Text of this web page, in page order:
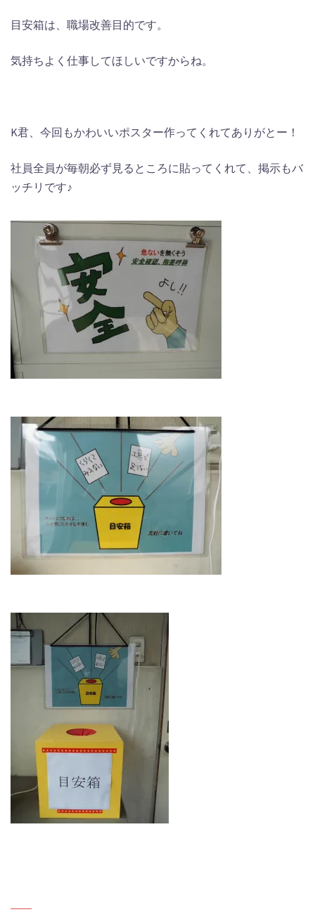
目安箱は、職場改善目的です。
気持ちよく仕事してほしいですからね。
K君、今回もかわいいポスター作ってくれてありがとー！
社員全員が毎朝必ず見るところに貼ってくれて、掲示もバ
ッチリです♪